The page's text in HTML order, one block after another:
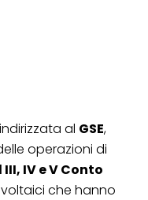
al GSE,
operazioni di
IV e V Conto
che hanno